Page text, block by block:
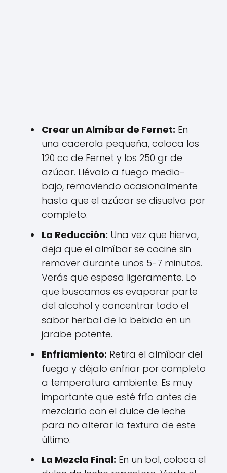
Crear un Almíbar de Fernet: En
una cacerola pequeña, coloca los
120 cc de Fernet y los 250 gr de
azúcar. Llévalo a fuego medio-
bajo, removiendo ocasionalmente
hasta que el azúcar se disuelva por
completo.
La Reducción: Una vez que hierva,
deja que el almíbar se cocine sin
remover durante unos 5-7 minutos.
Verás que espesa ligeramente. Lo
que buscamos es evaporar parte
del alcohol y concentrar todo el
sabor herbal de la bebida en un
jarabe potente.
Enfriamiento: Retira el almíbar del
fuego y déjalo enfriar por completo
a temperatura ambiente. Es muy
importante que esté frío antes de
mezclarlo con el dulce de leche
para no alterar la textura de este
último.
La Mezcla Final: En un bol, coloca el